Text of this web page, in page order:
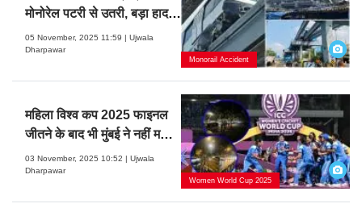
Monorail Accident
मोनोरेल पटरी से उतरी, बड़ा हादसा
टला
05 November, 2025 11:59 | Ujwala
Dharpawar
Women World Cup 2025
महिला विश्व कप 2025 फाइनल
जीतने के बाद भी मुंबई ने नहीं मनाया
जश्न
03 November, 2025 10:52 | Ujwala
Dharpawar